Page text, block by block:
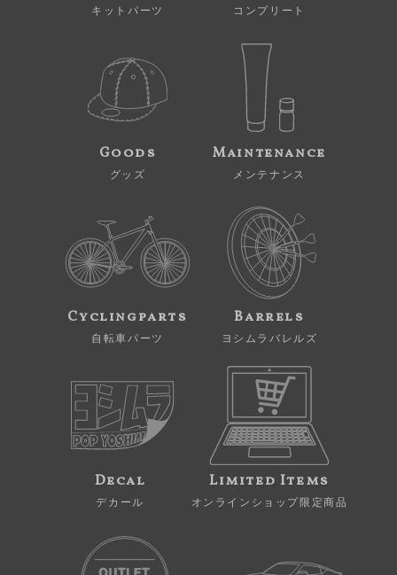
キットパーツ コンプリート
Goods
グッズ
Maintenance
メンテナンス
Cyclingparts
自転車パーツ
Barrels
ヨシムラバレルズ
Decal
デカール
Limited Items
オンラインショップ限定商品